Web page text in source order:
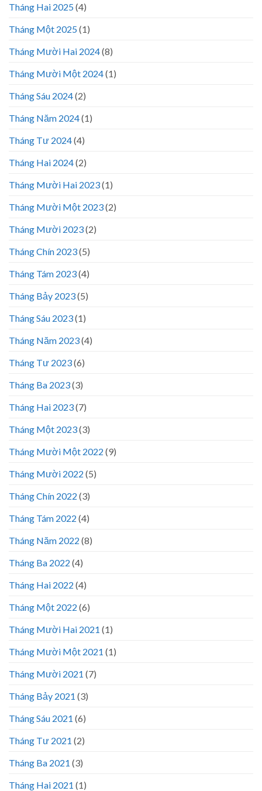
Tháng Hai 2025(4)
Tháng Một 2025(1)
Tháng Mười Hai 2024(8)
Tháng Mười Một 2024(1)
Tháng Sáu 2024(2)
Tháng Năm 2024(1)
Tháng Tư 2024(4)
Tháng Hai 2024(2)
Tháng Mười Hai 2023(1)
Tháng Mười Một 2023(2)
Tháng Mười 2023(2)
Tháng Chín 2023(5)
Tháng Tám 2023(4)
Tháng Bảy 2023(5)
Tháng Sáu 2023(1)
Tháng Năm 2023(4)
Tháng Tư 2023(6)
Tháng Ba 2023(3)
Tháng Hai 2023(7)
Tháng Một 2023(3)
Tháng Mười Một 2022 (9)
Tháng Mười 2022 (5)
Tháng Chín 2022 (3)
Tháng Tám 2022 (4)
Tháng Năm 2022 (8)
Tháng Ba 2022 (4)
Tháng Hai 2022 (4)
Tháng Một 2022 (6)
Tháng Mười Hai 2021 (1)
Tháng Mười Một 2021 (1)
Tháng Mười 2021 (7)
Tháng Bảy 2021 (3)
Tháng Sáu 2021 (6)
Tháng Tư 2021 (2)
Tháng Ba 2021 (3)
Tháng Hai 2021 (1)